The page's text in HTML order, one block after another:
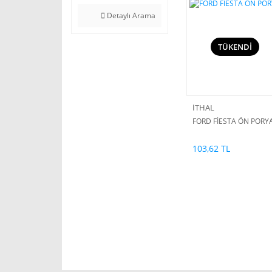
Detaylı Arama
TÜKENDİ
İTHAL
FORD FİESTA ÖN
103,62 TL